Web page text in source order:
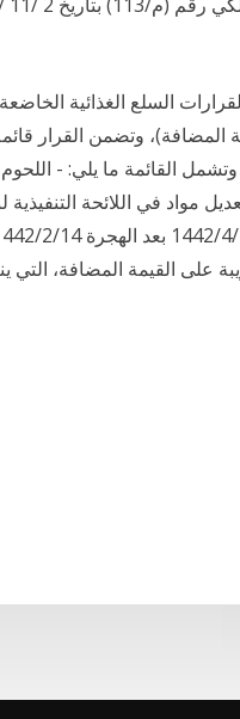
السلع الغذائية
وتشمل القائمة ما يلي: -
مواد في اللائحة
على القيمة المضافة،